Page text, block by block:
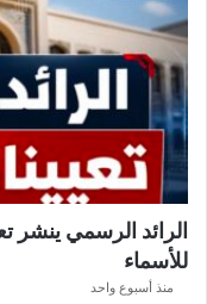
الرائد الرسمي ينشر
للأسماء
منذ أسبوع واحد